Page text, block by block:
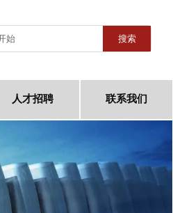
搜索
人才招聘 联系我们